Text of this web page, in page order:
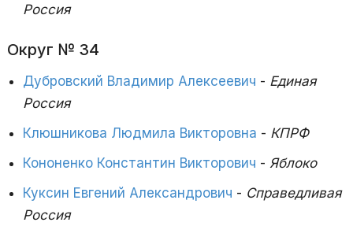
Россия
Округ № 34
Дубровский Владимир Алексеевич - Единая
Россия
Клюшникова Людмила Викторовна - КПРФ
Кононенко Константин Викторович - Яблоко
Куксин Евгений Александрович - Справедливая
Россия